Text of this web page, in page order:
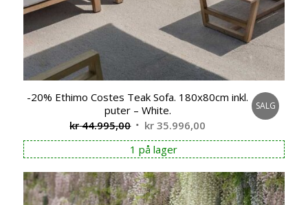
-20% Ethimo Costes Teak Sofa. 180x80cm inkl.
puter – White.
kr44.995,00 Opprinnelig
pris
var:
kr 44.995,00.
kr 35.996,00
pris
er:
kr 35.996,00.
SALG
1 på lager